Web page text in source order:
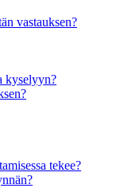
vastauksen?
kyselyyn?
tekee?